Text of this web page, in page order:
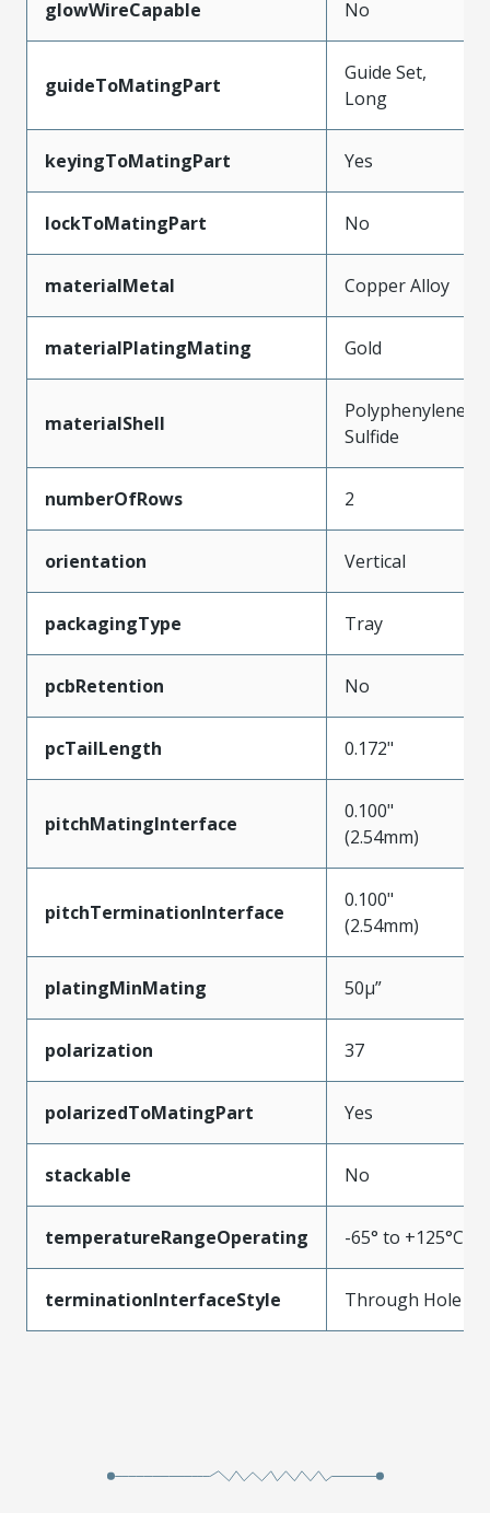
glowWireCapable No
guideToMatingPart
Guide Set,
Long
keyingToMatingPart Yes
lockToMatingPart No
materialMetal Copper Alloy
materialPlatingMating Gold
materialShell
Polyphenylene
Sulfide
numberOfRows 2
orientation Vertical
packagingType Tray
pcbRetention No
pcTailLength 0.172"
pitchMatingInterface
0.100"
(2.54mm)
pitchTerminationInterface
0.100"
(2.54mm)
platingMinMating 50µ”
polarization 37
polarizedToMatingPart Yes
stackable No
temperatureRangeOperating -65° to +125°C
terminationInterfaceStyle Through Hole